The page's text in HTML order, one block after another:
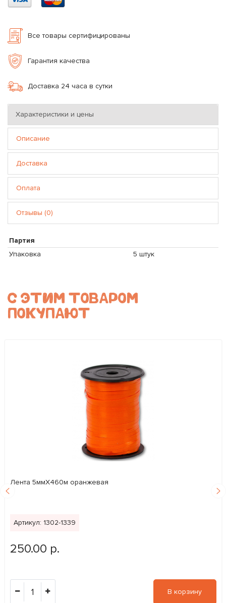
Все товары сертифицированы
Гарантия качества
Доставка 24 часа в сутки
Характеристики и цены
Описание
Доставка
Оплата
Отзывы (0)
Партия
Упаковка
5 штук
С ЭТИМ ТОВАРОМ
ПОКУПАЮТ
Лента 5ммХ460м оранжевая
Артикул: 1302-1339
250.00 р.
1 В корзину